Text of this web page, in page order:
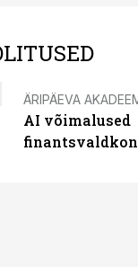
ÄRIPÄEVA
AI võimalused